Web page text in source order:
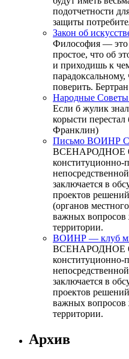
подотчетности
защиты
Закон об
Философия — это
простое, что об
и приходишь к
поверить.
Народные
Если б жулик
корысти
Франклин)
Письмо ВОИНР
ВСЕНАРОДНОЕ
конституционно-
заключается в
проектов
(органов
важных вопросов
территории.
ВОИНР — клуб
ВСЕНАРОДНОЕ
конституционно-
заключается в
проектов
важных вопросов
территории.
Архив